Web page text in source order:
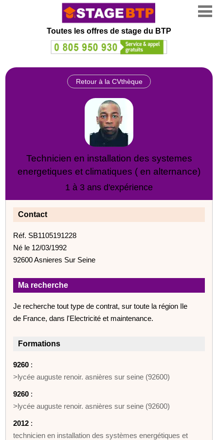
Toutes les offres de stage du BTP
Retour à la CVthèque
Technicien en installation des systemes
energetiques et climatiques ( en alternance)
1 à 3 ans d'expérience
Contact
Réf. SB1105191228
Né le 12/03/1992
92600 Asnieres Sur Seine
Ma recherche
Je recherche tout type de contrat, sur toute la région Ile
de France, dans l'Electricité et maintenance.
Formations
9260 :
>lycée auguste renoir. asnières sur seine (92600)
9260 :
>lycée auguste renoir. asnières sur seine (92600)
2012 :
technicien en installation des systèmes energétiques et